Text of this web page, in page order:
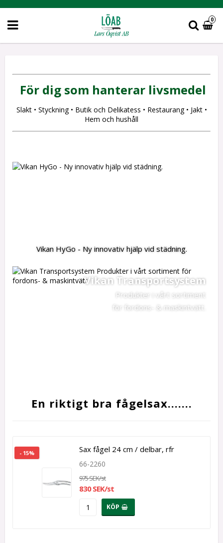
0
För dig som hanterar livsmedel
Slakt • Styckning • Butik och Delikatess • Restaurang • Jakt •
Hem och hushåll
Vikan HyGo - Ny innovativ hjälp vid städning.
Vikan Transportsystem
Produkter i vårt sortiment
för fordons- & maskintvätt.
En riktigt bra fågelsax.......
- 15% Sax fågel 24 cm / delbar, rfr
66-2260
975 SEK/st
830 SEK/st
KÖP